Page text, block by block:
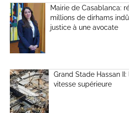
Mairie de Casablanca:
millions de dirhams
justice à une avocate
Grand Stade Hassan
vitesse supérieure